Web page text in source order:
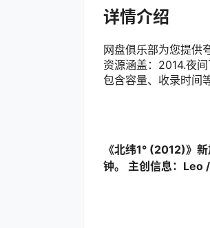
详情介绍
网盘俱乐部为您提供
资源涵盖：2014.夜
包含容量、收录时间
《北纬1°‎ (2012)》
钟。 主创信息：Leo